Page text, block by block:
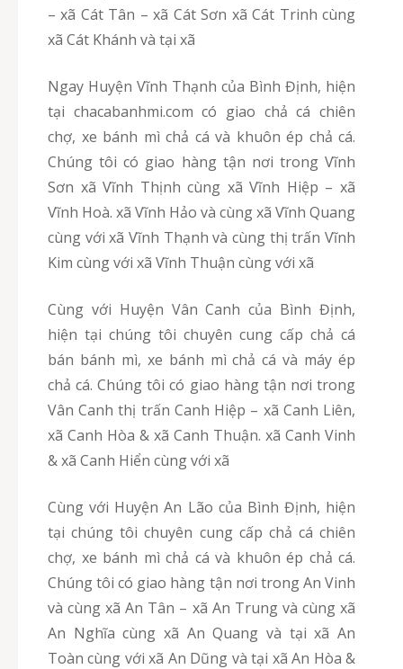
– xã Cát Tân – xã Cát Sơn xã Cát Trinh cùng
xã Cát Khánh và tại xã
Ngay Huyện Vĩnh Thạnh của Bình Định, hiện
tại chacabanhmi.com có giao chả cá chiên
chợ, xe bánh mì chả cá và khuôn ép chả cá.
Chúng tôi có giao hàng tận nơi trong Vĩnh
Sơn xã Vĩnh Thịnh cùng xã Vĩnh Hiệp – xã
Vĩnh Hoà. xã Vĩnh Hảo và cùng xã Vĩnh Quang
cùng với xã Vĩnh Thạnh và cùng thị trấn Vĩnh
Kim cùng với xã Vĩnh Thuận cùng với xã
Cùng với Huyện Vân Canh của Bình Định,
hiện tại chúng tôi chuyên cung cấp chả cá
bán bánh mì, xe bánh mì chả cá và máy ép
chả cá. Chúng tôi có giao hàng tận nơi trong
Vân Canh thị trấn Canh Hiệp – xã Canh Liên,
xã Canh Hòa & xã Canh Thuận. xã Canh Vinh
& xã Canh Hiển cùng với xã
Cùng với Huyện An Lão của Bình Định, hiện
tại chúng tôi chuyên cung cấp chả cá chiên
chợ, xe bánh mì chả cá và khuôn ép chả cá.
Chúng tôi có giao hàng tận nơi trong An Vinh
và cùng xã An Tân – xã An Trung và cùng xã
An Nghĩa cùng xã An Quang và tại xã An
Toàn cùng với xã An Dũng và tại xã An Hòa &